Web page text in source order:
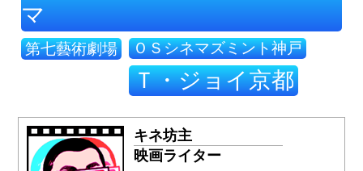
マ
第七藝術劇場 ＯＳシネマズミント神戸
Ｔ・ジョイ京都
キネ坊主
映画ライター